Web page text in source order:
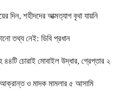
দিন, শহীদদের আত্মত্যাগ বৃথা যায়নি
তথ্য নেই: ডিবি প্রধান
চোরাই মোবাইল উদ্ধার, গ্রেপ্তার ২
আক্রান্ত ও মাদক মামলার ৫ আসামি